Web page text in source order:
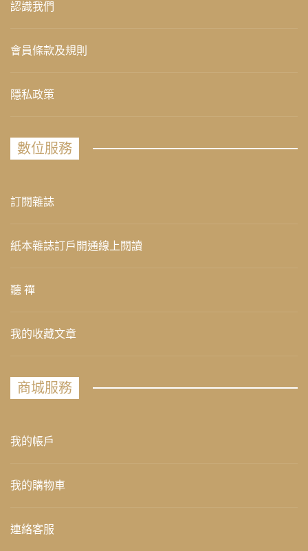
認識我們
會員條款及規則
隱私政策
數位服務
訂閱雜誌
紙本雜誌訂戶開通線上閱讀
聽 禪
我的收藏文章
商城服務
我的帳戶
我的購物車
連絡客服